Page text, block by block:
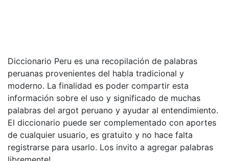
Diccionario Peru es una recopilación de palabras
peruanas provenientes del habla tradicional y
moderno. La finalidad es poder compartir esta
información sobre el uso y significado de muchas
palabras del argot peruano y ayudar al entendimiento.
El diccionario puede ser complementado con aportes
de cualquier usuario, es gratuito y no hace falta
registrarse para usarlo. Los invito a agregar palabras